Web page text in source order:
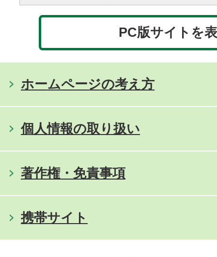
PC版サイトを
ホームページの考え方
個人情報の取り扱い
著作権・免責事項
携帯サイト